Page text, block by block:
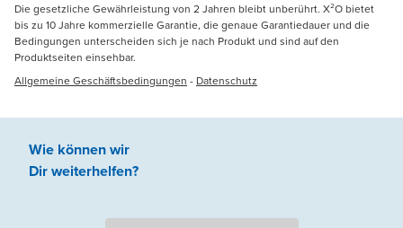
Die gesetzliche Gewährleistung von 2 Jahren bleibt unberührt. X²O bietet
bis zu 10 Jahre kommerzielle Garantie, die genaue Garantiedauer und die
Bedingungen unterscheiden sich je nach Produkt und sind auf den
Produktseiten einsehbar.
Allgemeine Geschäftsbedingungen - Datenschutz
Wie können wir
Dir weiterhelfen?